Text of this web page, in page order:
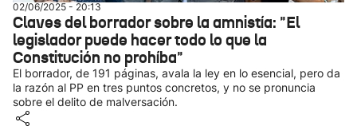
02/06/2025 - 20:13
Claves del borrador sobre la amnistía: "El
legislador puede hacer todo lo que la
Constitución no prohíba"
El borrador, de 191 páginas, avala la ley en lo esencial, pero da
la razón al PP en tres puntos concretos, y no se pronuncia
sobre el delito de malversación.